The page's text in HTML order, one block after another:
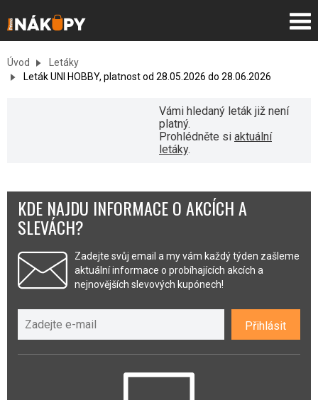
Úvod
Letáky
Leták UNI HOBBY, platnost od 28.05.2026 do 28.06.2026
Vámi hledaný leták již není
platný.
Prohlédněte si aktuální
letáky.
KDE NAJDU INFORMACE O AKCÍCH A
SLEVÁCH?
Zadejte svůj email a my vám každý týden zašleme
aktuální informace o probíhajících akcích a
nejnovějších slevových kupónech!
Přihlásit